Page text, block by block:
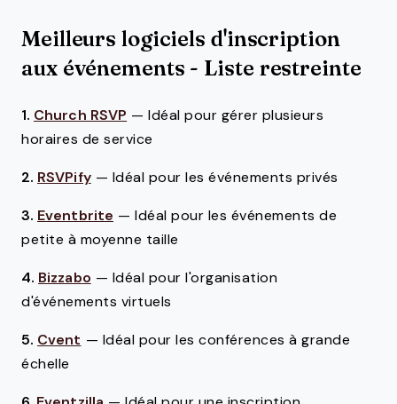
Meilleurs logiciels d'inscription
aux événements - Liste restreinte
1. Church RSVP —Idéal pour gérer plusieurs
horaires de service
2. RSVPify — Idéal pour les événements privés
3. Eventbrite — Idéal pour les événements de
petite à moyenne taille
4. Bizzabo — Idéal pour l'organisation
d'événements virtuels
5. Cvent — Idéal pour les conférences à grande
échelle